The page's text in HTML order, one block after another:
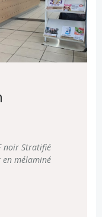
noir Stratifié
en mélaminé